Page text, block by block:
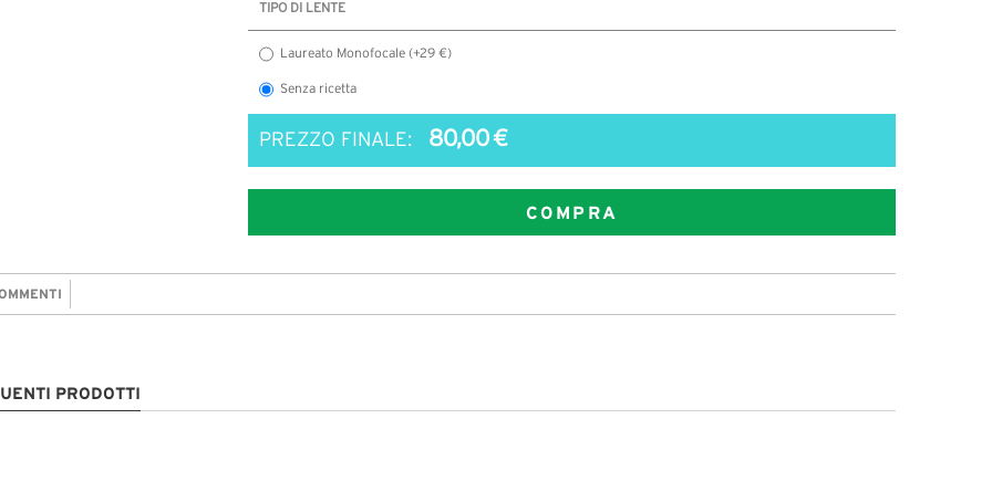
TIPO DI LENTE
Laureato Monofocale (+29 €)
Senza ricetta
PREZZO FINALE: 80,00 €
COMPRA
PRODOTTI